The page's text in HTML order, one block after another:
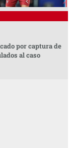
por captura de
al caso